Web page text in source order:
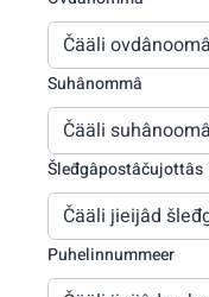
Suhânommâ
Šleđgâpostâčujottâs
Puhelinnummeer